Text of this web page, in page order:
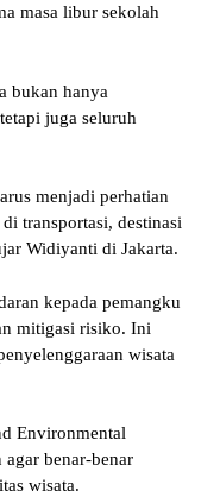
masa libur sekolah
bukan hanya
juga seluruh
menjadi perhatian
transportasi, destinasi
Widiyanti di Jakarta.
kepada pemangku
mitigasi risiko. Ini
wisata
Environmental
benar-benar
wisata.